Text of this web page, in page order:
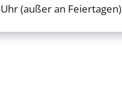
(außer an Feiertagen)